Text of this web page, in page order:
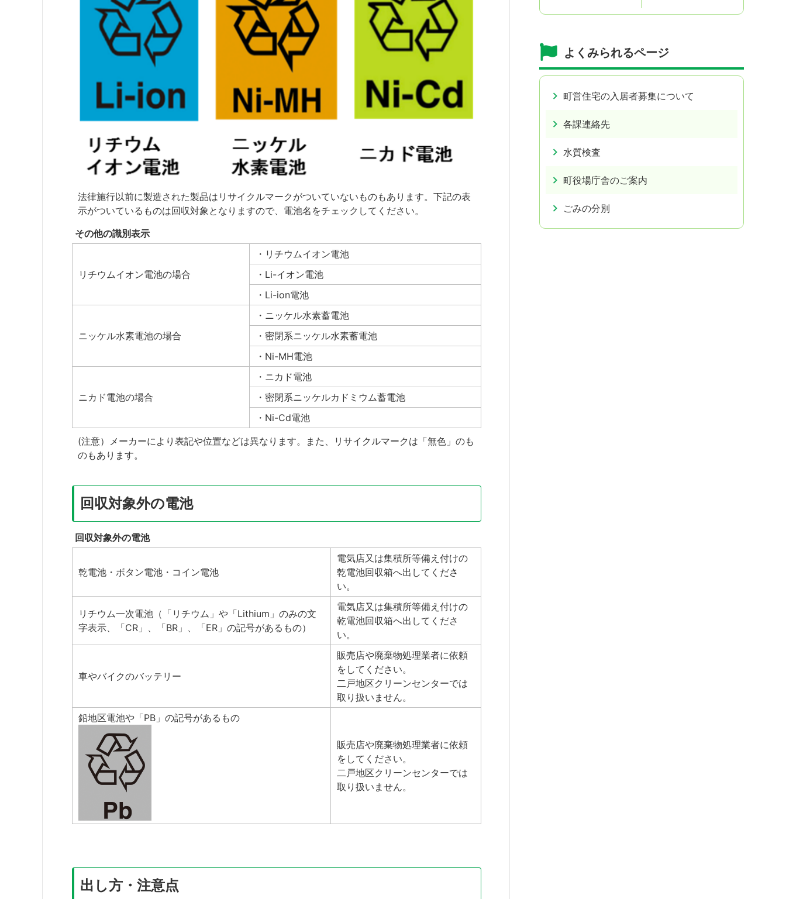
法律施行以前に製造された製品はリサイクルマークがついていないものもあります。下記の表
示がついているものは回収対象となりますので、電池名をチェックしてください。
その他の識別表示
リチウムイオン電池の場合
・リチウムイオン電池
・Li-イオン電池
・Li-ion電池
ニッケル水素電池の場合
・ニッケル水素蓄電池
・密閉系ニッケル水素蓄電池
・Ni-MH電池
ニカド電池の場合
・ニカド電池
・密閉系ニッケルカドミウム蓄電池
・Ni-Cd電池
(注意）メーカーにより表記や位置などは異なります。また、リサイクルマークは「無色」のも
のもあります。
回収対象外の電池
回収対象外の電池
乾電池・ボタン電池・コイン電池
電気店又は集積所等備え付けの
乾電池回収箱へ出してくださ
い。
リチウム一次電池（「リチウム」や「Lithium」のみの文
字表示、「CR」、「BR」、「ER」の記号があるもの）
電気店又は集積所等備え付けの
乾電池回収箱へ出してくださ
い。
車やバイクのバッテリー
販売店や廃棄物処理業者に依頼
をしてください。
二戸地区クリーンセンターでは
取り扱いません。
鉛地区電池や「PB」の記号があるもの
販売店や廃棄物処理業者に依頼
をしてください。
二戸地区クリーンセンターでは
取り扱いません。
出し方・注意点
よくみられるページ
町営住宅の入居者募集について
各課連絡先
水質検査
町役場庁舎のご案内
ごみの分別